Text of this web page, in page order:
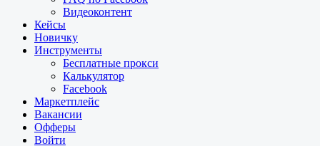
Видеоконтент
Кейсы
Новичку
Инструменты
Бесплатные прокси
Калькулятор
Facebook
Маркетплейс
Вакансии
Офферы
Войти